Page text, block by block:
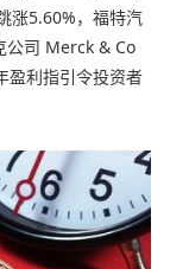
涨5.60%，福特汽
公司 Merck & Co
盈利指引令投资者